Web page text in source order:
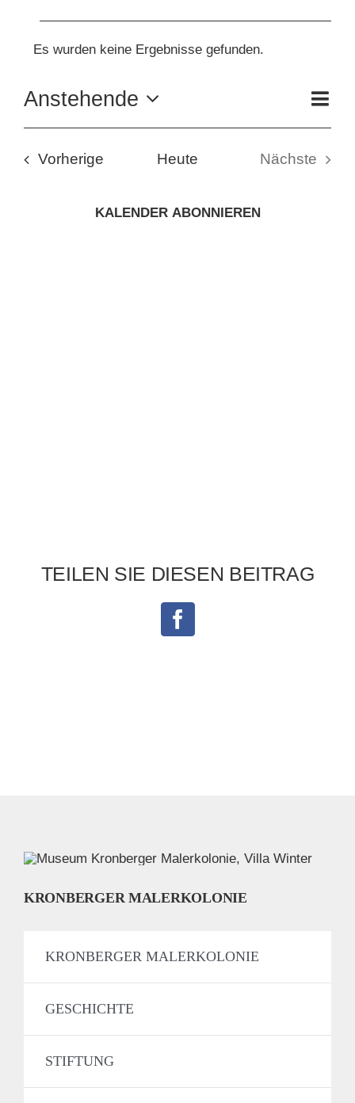
KUNSTSCHULE
KRONBERGER MALERKOLONIE
NACH:
VERANSTALTUNGEN
Es wurden keine Ergebnisse gefunden.
Anstehende
Datum
Vorherige Veranstaltungen
Heute
Nächste
KALENDER ABONNIEREN
TEILEN SIE DIESEN BEITRAG
Facebook
KRONBERGER MALERKOLONIE
KRONBERGER MALERKOLONIE
GESCHICHTE
STIFTUNG